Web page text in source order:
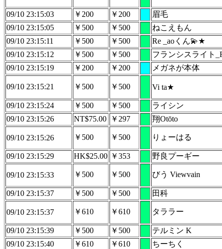
09/10 23:15:03 ￥200 ￥200
眉毛
09/10 23:15:05
￥500 ￥500
ねこえもん
09/10 23:15:11
￥500 ￥500
Re _aoくん💫★
09/10 23:15:12
￥500 ￥500
フランシスライト
09/10 23:15:19
￥200 ￥200 メガネが本体
09/10 23:15:21 ￥500 ￥500 Vi ta★
09/10 23:15:24 ￥500 ￥500
ライシン
09/10 23:15:26
NT$75.00 ￥297 翔Otōto
09/10 23:15:26 ￥500 ￥500 りょーはる
09/10 23:15:29 HK$25.00 ￥353 野良プーギー
09/10 23:15:33 ￥500 ￥500 びう Viewvain
09/10 23:15:37 ￥500 ￥500 田科
09/10 23:15:37 ￥610 ￥610 タララー
09/10 23:15:39 ￥500 ￥500
テルミン K
09/10 23:15:40
￥610 ￥610
ちーちく